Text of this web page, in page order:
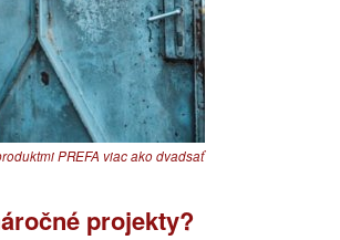
PREFA viac ako dvadsať
projekty?